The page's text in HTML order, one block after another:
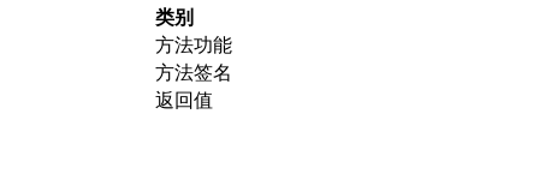
类别
方法功能
方法签名
返回值